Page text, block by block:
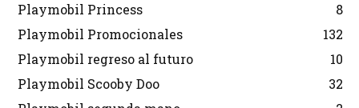
Playmobil Princess
8
Playmobil Promocionales
132
Playmobil regreso al futuro
10
Playmobil Scooby Doo
32